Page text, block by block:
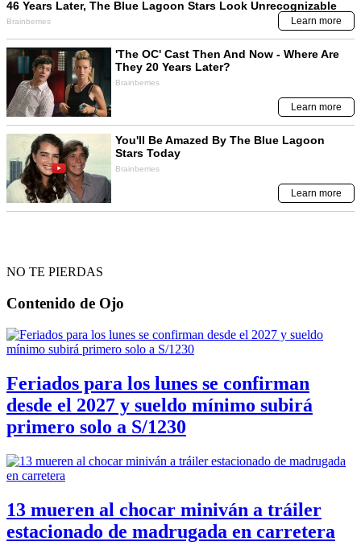
NO TE PIERDAS
Contenido de Ojo
Feriados para los lunes se confirman
desde el 2027 y sueldo mínimo subirá
primero solo a S/1230
13 mueren al chocar miniván a tráiler
estacionado de madrugada en carretera